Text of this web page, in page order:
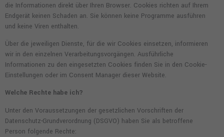
die Informationen direkt über Ihren Browser. Cookies richten auf Ihrem
Endgerät keinen Schaden an. Sie können keine Programme ausführen
und keine Viren enthalten.
Über die jeweiligen Dienste, für die wir Cookies einsetzen, informieren
wir in den einzelnen Verarbeitungsvorgängen. Ausführliche
Informationen zu den eingesetzten Cookies finden Sie in den Cookie-
Einstellungen oder im Consent Manager dieser Website.
Welche Rechte habe ich?
Unter den Voraussetzungen der gesetzlichen Vorschriften der
Datenschutz-Grundverordnung (DSGVO) haben Sie als betroffene
Person folgende Rechte: